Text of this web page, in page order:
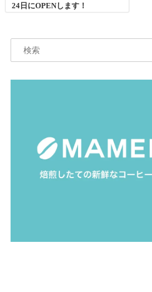
24日にOPENします！